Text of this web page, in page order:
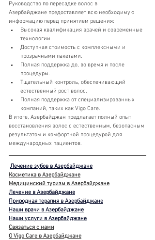
Руководство по пересадке волос в
Азербайджане предоставляет всю необходимую
информацию перед принятием решения:
Высокая квалификация врачей и современные
технологии.
Доступная стоимость с комплексными и
прозрачными пакетами.
Полная поддержка до, во время и после
процедуры.
Тщательный контроль, обеспечивающий
естественный рост волос.
Полная поддержка от специализированных
компаний, таких как Vigo Care.
В итоге, Азербайджан предлагает полный опыт
восстановления волос с естественным, безопасным
результатом и комфортной процедурой для
международных пациентов.
Лечение зубов в Азербайджане
Косметика в Азербайджане
Медицинский туризм в Азербайджане
Лечение в Азербайджане
Природная терапия в Азербайджане
Наши врачи в Азербайджане
Наши услуги в Азербайджане
Связаться с нами
О Vigo Care в Азербайджане